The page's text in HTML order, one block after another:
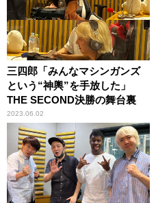
三四郎「みんなマシンガンズ
という“神輿”を手放した」
THE SECOND決勝の舞台裏
2023.06.02